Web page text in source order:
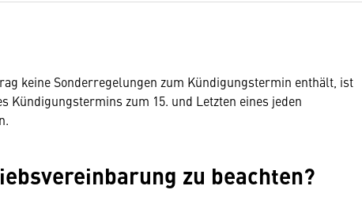
keine Sonderregelungen zum Kündigungstermin enthält, ist
Kündigungstermins zum 15. und Letzten eines jeden
zu beachten?